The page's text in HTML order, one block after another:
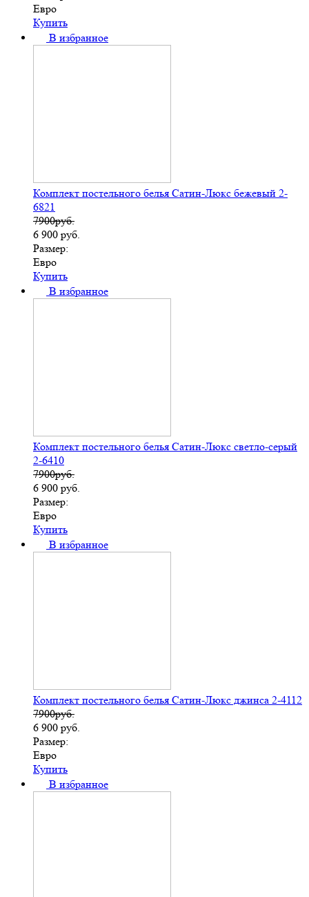
Евро
Купить
В избранное
Комплект постельного белья Сатин-Люкс бежевый 2-
6821
7900руб.
6 900 руб.
Размер:
Евро
Купить
В избранное
Комплект постельного белья Сатин-Люкс светло-серый
2-6410
7900руб.
6 900 руб.
Размер:
Евро
Купить
В избранное
Комплект постельного белья Сатин-Люкс джинса 2-4112
7900руб.
6 900 руб.
Размер:
Евро
Купить
В избранное